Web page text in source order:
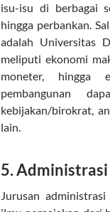
isu-isu di berbagai
hingga perbankan.
adalah Universitas
meliputi ekonomi
moneter, hingga
pembangunan
kebijakan/birokrat,
lain.
5.
Jurusan